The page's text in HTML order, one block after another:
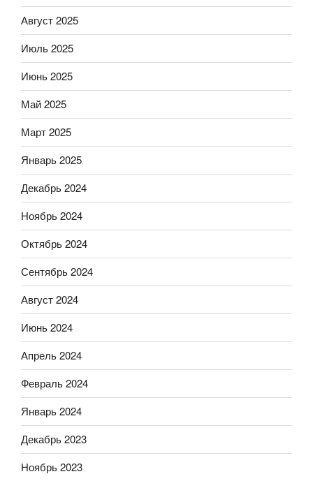
Август 2025
Июль 2025
Июнь 2025
Май 2025
Март 2025
Январь 2025
Декабрь 2024
Ноябрь 2024
Октябрь 2024
Сентябрь 2024
Август 2024
Июнь 2024
Апрель 2024
Февраль 2024
Январь 2024
Декабрь 2023
Ноябрь 2023